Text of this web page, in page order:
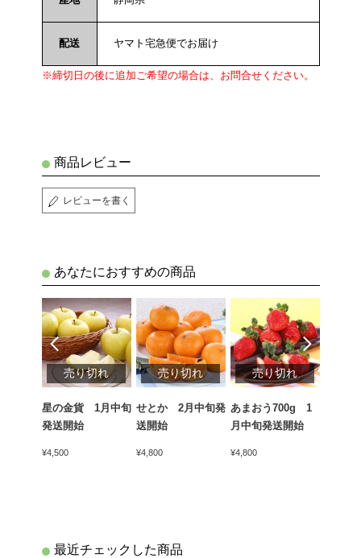
配送 ヤマト宅急便でお届け
※締切日の後に追加ご希望の場合は、お問合せください。
商品レビュー
レビューを書く
あなたにおすすめの商品
売り切れ
星の金貨 1月中旬
発送開始
¥4,500
売り切れ
せとか 2月中旬発
送開始
¥4,800
売り切れ
あまおう700g 1
月中旬発送開始
¥4,800
最近チェックした商品